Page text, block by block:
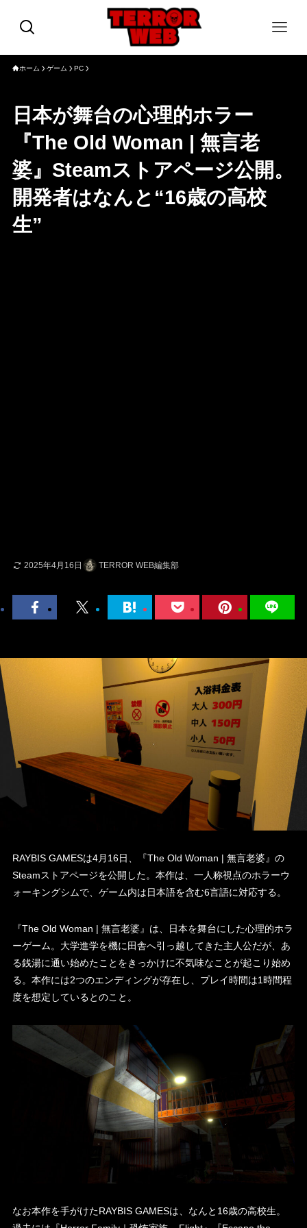
ホーム ゲーム PC
日本が舞台の心理的ホラー
『The Old Woman | 無言老
婆』Steamストアページ公開。
開発者はなんと“16歳の高校
生”
2025年4月16日 TERROR WEB編集部
RAYBIS GAMESは4月16日、『The Old Woman | 無言老婆』の
Steamストアページを公開した。本作は、一人称視点のホラーウ
ォーキングシムで、ゲーム内は日本語を含む6言語に対応する。
『The Old Woman | 無言老婆』は、日本を舞台にした心理的ホラ
ーゲーム。大学進学を機に田舎へ引っ越してきた主人公だが、あ
る銭湯に通い始めたことをきっかけに不気味なことが起こり始め
る。本作には2つのエンディングが存在し、プレイ時間は1時間程
度を想定しているとのこと。
なお本作を手がけたRAYBIS GAMESは、なんと16歳の高校生。